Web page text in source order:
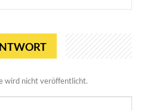
wird nicht veröffentlicht.